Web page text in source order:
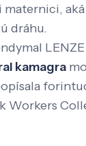
maternici, aká
dráhu.
kamagra
Workers